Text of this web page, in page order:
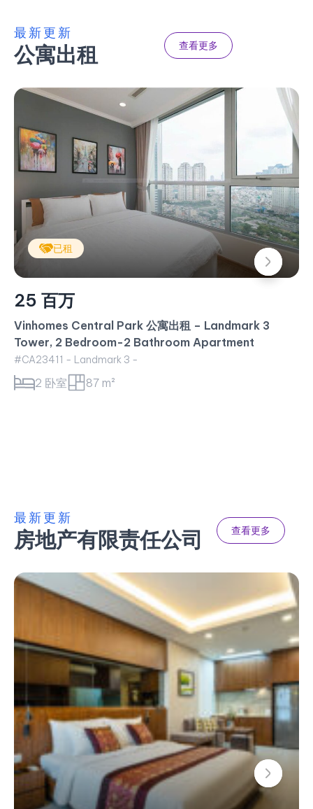
最新更新
公寓出租 查看更多
已租
25 百万
Vinhomes Central Park 公寓出租 – Landmark 3
Tower, 2 Bedroom-2 Bathroom Apartment
#CA23411 - Landmark 3 -
2 卧室 87 m²
最新更新
房地产有限责任公司 查看更多